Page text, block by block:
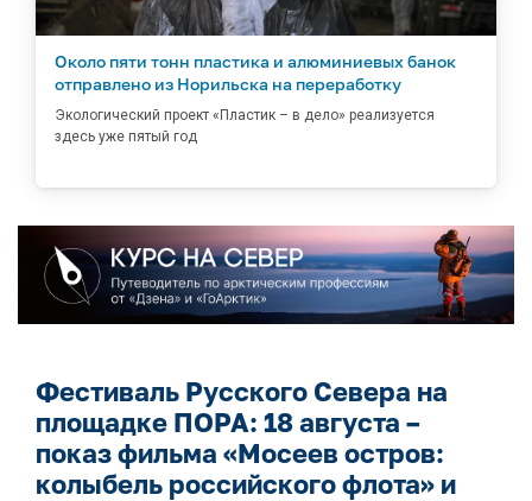
Около пяти тонн пластика и алюминиевых банок
отправлено из Норильска на переработку
Экологический проект «Пластик – в дело» реализуется
здесь уже пятый год
Фестиваль Русского Севера на
площадке ПОРА: 18 августа –
показ фильма «Мосеев остров:
колыбель российского флота» и